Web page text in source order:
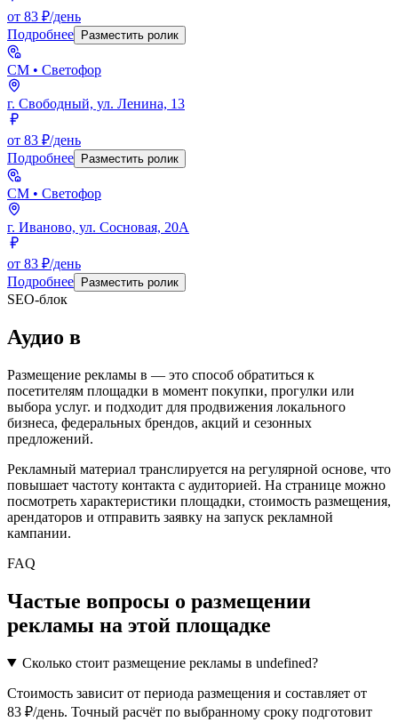
от 83 ₽/день
Подробнее
Разместить ролик
СМ • Светофор
г. Свободный, ул. Ленина, 13
от 83 ₽/день
Подробнее
Разместить ролик
СМ • Светофор
г. Иваново, ул. Сосновая, 20А
от 83 ₽/день
Подробнее
Разместить ролик
SEO-блок
Аудио в
Размещение рекламы в — это способ обратиться к
посетителям площадки в момент покупки, прогулки или
выбора услуг. и подходит для продвижения локального
бизнеса, федеральных брендов, акций и сезонных
предложений.
Рекламный материал транслируется на регулярной основе, что
повышает частоту контакта с аудиторией. На странице можно
посмотреть характеристики площадки, стоимость размещения,
арендаторов и отправить заявку на запуск рекламной
кампании.
FAQ
Частые вопросы о размещении
рекламы на этой площадке
Сколько стоит размещение рекламы в undefined?
Стоимость зависит от периода размещения и составляет от
83 ₽/день. Точный расчёт по выбранному сроку подготовит